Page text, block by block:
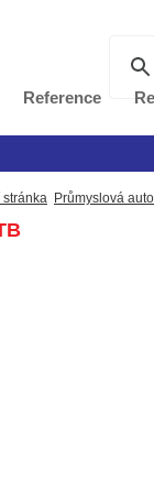
Reference
stránka Průmyslová